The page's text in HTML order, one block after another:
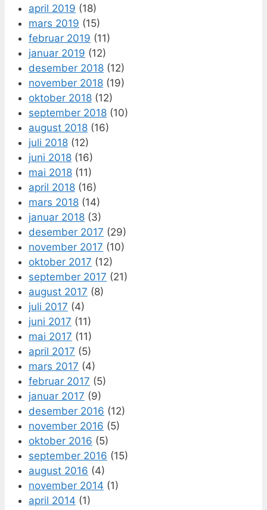
april 2019 (18)
mars 2019 (15)
februar 2019 (11)
januar 2019 (12)
desember 2018 (12)
november 2018 (19)
oktober 2018 (12)
september 2018 (10)
august 2018 (16)
juli 2018 (12)
juni 2018 (16)
mai 2018 (11)
april 2018 (16)
mars 2018 (14)
januar 2018 (3)
desember 2017 (29)
november 2017 (10)
oktober 2017 (12)
september 2017 (21)
august 2017 (8)
juli 2017 (4)
juni 2017 (11)
mai 2017 (11)
april 2017 (5)
mars 2017 (4)
februar 2017 (5)
januar 2017 (9)
desember 2016 (12)
november 2016 (5)
oktober 2016 (5)
september 2016 (15)
august 2016 (4)
november 2014 (1)
april 2014 (1)